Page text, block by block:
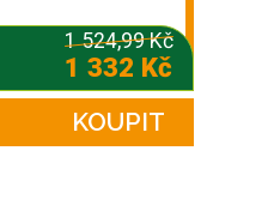
1 524,99 Kč
1 332 Kč
KOUPIT